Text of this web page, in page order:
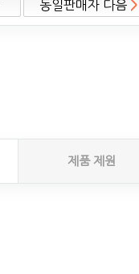
동일판매자 다음 >
제품 제원